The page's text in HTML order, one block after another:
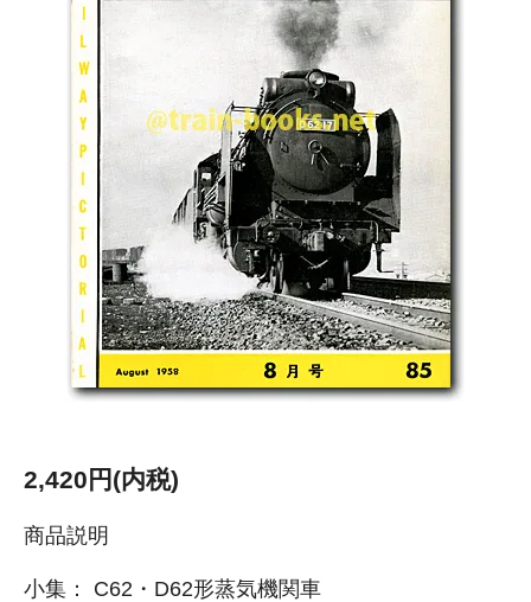
2,420円(内税)
商品説明
小集： C62・D62形蒸気機関車